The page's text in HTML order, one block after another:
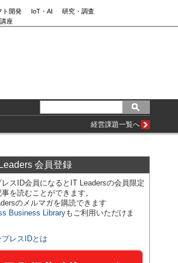
ト開発 IoT・AI
研究・調査
座
経営課題一覧へ
会員登録
スID会員になるとIT Leadersの会員限定
を読むことができます。
のメルマガを購読できます
Business Libraryもご利用いただけま
プレスIDとは